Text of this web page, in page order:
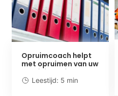
Opruimcoach helpt
met opruimen van uw
administratie
Leestijd: 5 min